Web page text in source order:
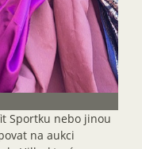
Sportku nebo jinou
na aukci